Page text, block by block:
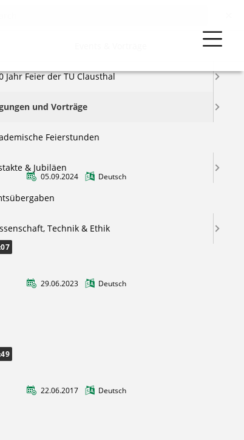
05.09.2024 Deutsch
Podiumsdiskussion
Gebäuden: Ballast oder Chance für Zellerfeld
29.06.2023 Deutsch
22.06.2017 Deutsch
Jahr Feier der TU Clausthal
und Vorträge
Feierstunden
& Jubiläen
Technik & Ethik